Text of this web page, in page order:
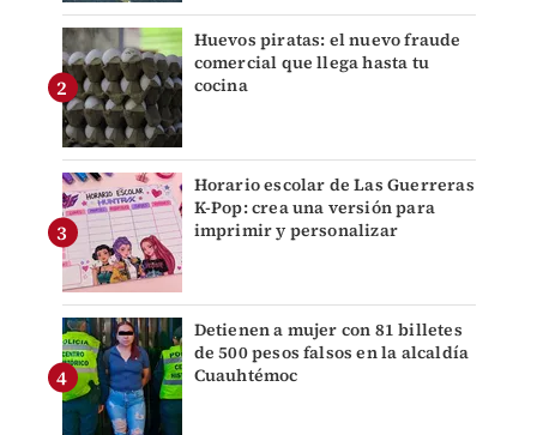
Huevos piratas: el nuevo fraude
comercial que llega hasta tu
cocina
Horario escolar de Las Guerreras
K-Pop: crea una versión para
imprimir y personalizar
Detienen a mujer con 81 billetes
de 500 pesos falsos en la alcaldía
Cuauhtémoc